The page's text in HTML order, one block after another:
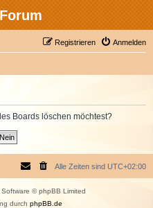
Anmelden
Registrieren
Boards löschen möchtest?
Alle Zeiten sind UTC+02:00
© phpBB Limited
durch phpBB.de